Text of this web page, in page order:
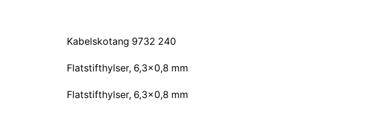
Kabelskotang 9732 240
Flatstifthylser, 6,3×0,8 mm
Flatstifthylser, 6,3×0,8 mm